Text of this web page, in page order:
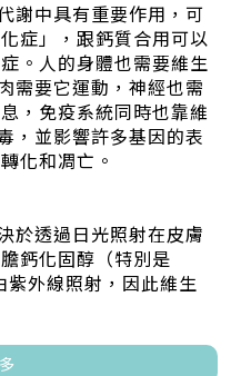
謝中具有重要作用，可
症」，跟鈣質合用可以
。人的身體也需要維生
需要它運動，神經也需
，免疫系統同時也靠維
，並影響許多基因的表
化和凋亡。
於透過日光照射在皮膚
鈣化固醇（特別是
外線照射，因此維生